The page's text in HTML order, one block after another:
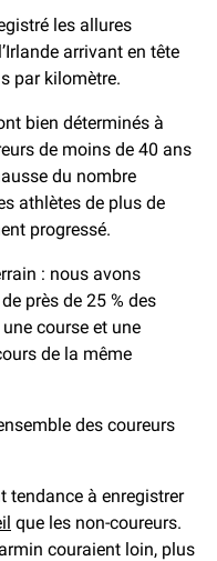
les allures
arrivant en tête
par kilomètre.
bien déterminés à
de moins de 40 ans
du nombre
athlètes de plus de
progressé.
: nous avons
près de 25 % des
course et une
de la même
des coureurs
tendance à enregistrer
que les non-coureurs.
couraient loin, plus